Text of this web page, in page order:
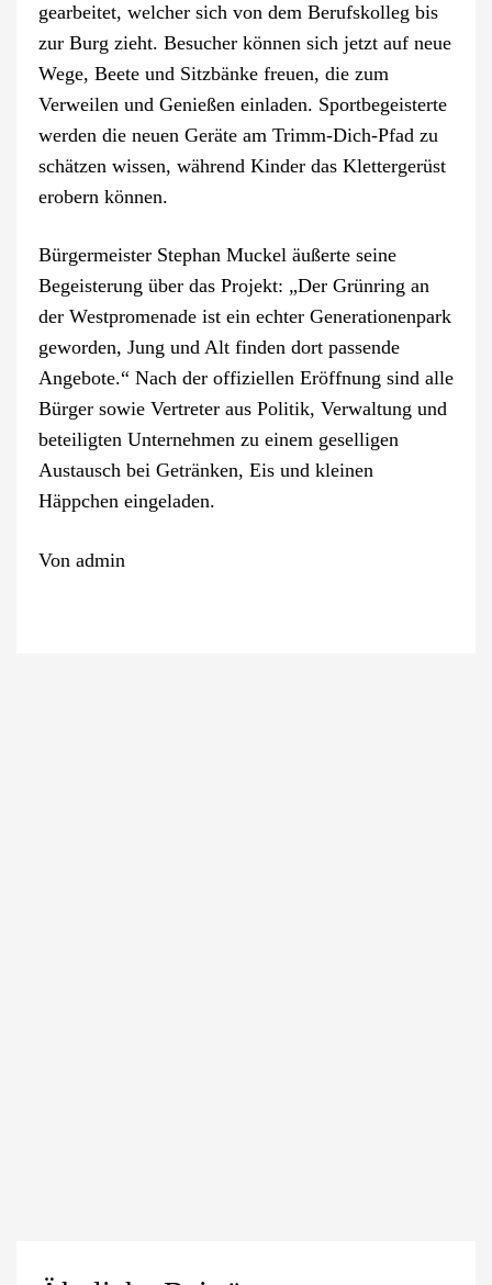
gearbeitet, welcher sich von dem Berufskolleg bis
zur Burg zieht. Besucher können sich jetzt auf neue
Wege, Beete und Sitzbänke freuen, die zum
Verweilen und Genießen einladen. Sportbegeisterte
werden die neuen Geräte am Trimm-Dich-Pfad zu
schätzen wissen, während Kinder das Klettergerüst
erobern können.
Bürgermeister Stephan Muckel äußerte seine
Begeisterung über das Projekt: „Der Grünring an
der Westpromenade ist ein echter Generationenpark
geworden, Jung und Alt finden dort passende
Angebote.“ Nach der offiziellen Eröffnung sind alle
Bürger sowie Vertreter aus Politik, Verwaltung und
beteiligten Unternehmen zu einem geselligen
Austausch bei Getränken, Eis und kleinen
Häppchen eingeladen.
Von admin